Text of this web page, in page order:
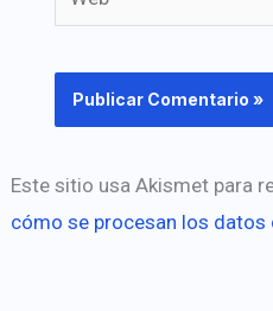
Este sitio usa Akismet para
cómo se procesan los